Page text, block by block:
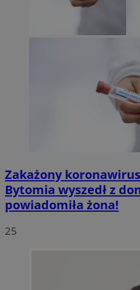
Zakażony
Bytomia wyszedł z
powiadomiła żona!
25